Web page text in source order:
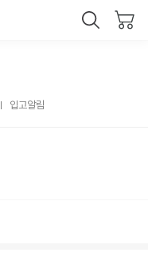
입고알림